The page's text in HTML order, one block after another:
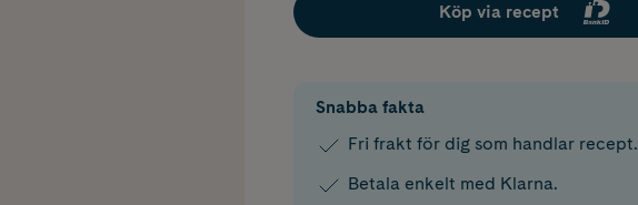
Köp via recept
Snabba fakta
Fri frakt för dig som handlar recept.
Betala enkelt med Klarna.